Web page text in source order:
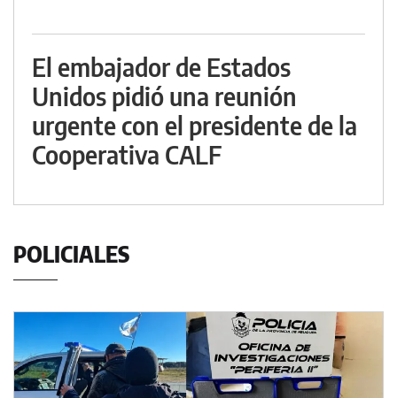
El embajador de Estados
Unidos pidió una reunión
urgente con el presidente de la
Cooperativa CALF
POLICIALES